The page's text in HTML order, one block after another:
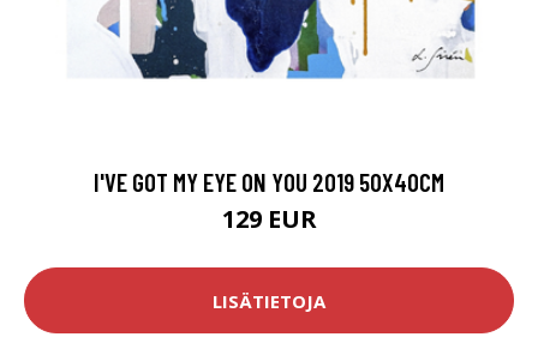
I'VE GOT MY EYE ON YOU 2019 50X40CM
129 EUR
LISÄTIETOJA